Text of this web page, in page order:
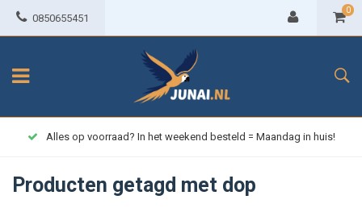
0850655451
0
Alles op voorraad? In het weekend besteld = Maandag in huis!
Producten getagd met dop